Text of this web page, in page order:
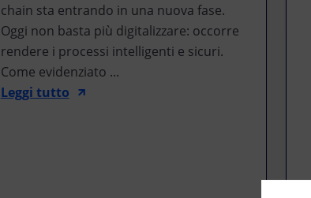
chain sta entrando in una nuova fase.
Oggi non basta più digitalizzare: occorre
rendere i processi intelligenti e sicuri.
Come evidenziato ...
Leggi tutto